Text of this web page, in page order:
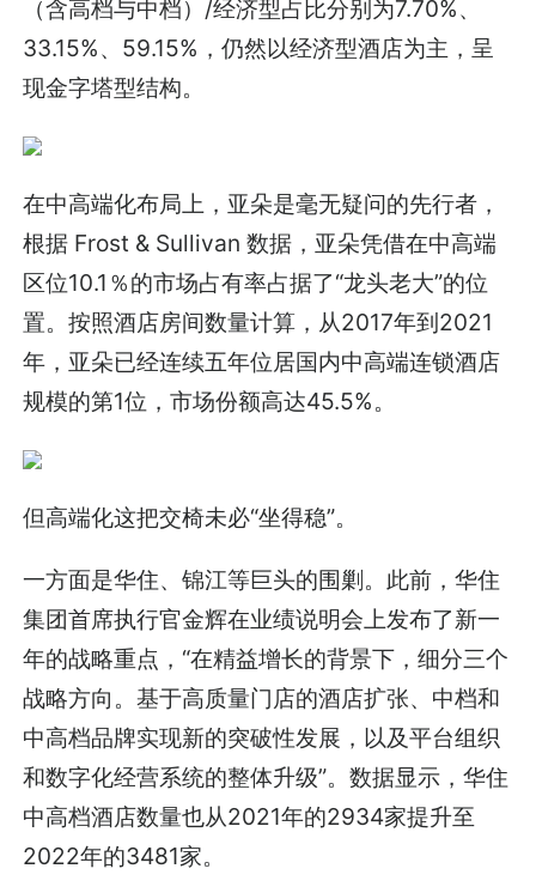
（含高档与中档）/经济型占比分别为7.70%、
33.15%、59.15%，仍然以经济型酒店为主，呈
现金字塔型结构。
在中高端化布局上，亚朵是毫无疑问的先行者，
根据 Frost & Sullivan 数据，亚朵凭借在中高端
区位10.1％的市场占有率占据了“龙头老大”的位
置。按照酒店房间数量计算，从2017年到2021
年，亚朵已经连续五年位居国内中高端连锁酒店
规模的第1位，市场份额高达45.5%。
但高端化这把交椅未必“坐得稳”。
一方面是华住、锦江等巨头的围剿。此前，华住
集团首席执行官金辉在业绩说明会上发布了新一
年的战略重点，“在精益增长的背景下，细分三个
战略方向。基于高质量门店的酒店扩张、中档和
中高档品牌实现新的突破性发展，以及平台组织
和数字化经营系统的整体升级”。数据显示，华住
中高档酒店数量也从2021年的2934家提升至
2022年的3481家。